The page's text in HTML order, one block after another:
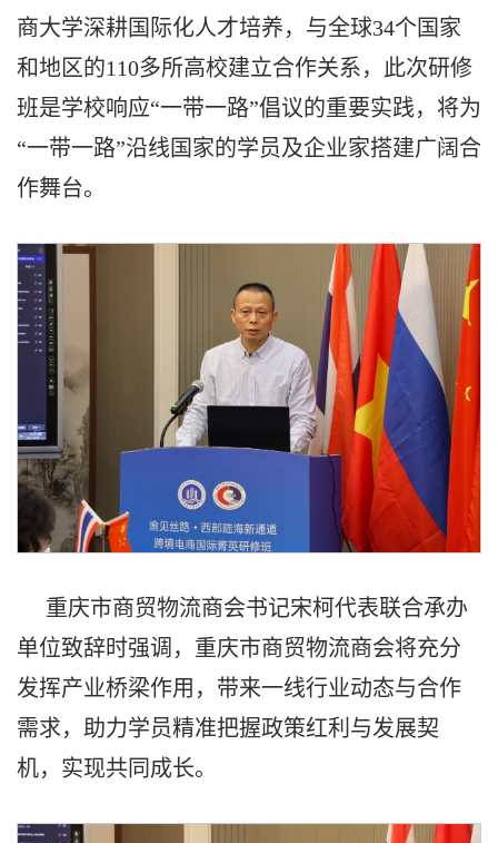
商大学深耕国际化人才培养，与全球34个国家
和地区的110多所高校建立合作关系，此次研修
班是学校响应“一带一路”倡议的重要实践，将为
“一带一路”沿线国家的学员及企业家搭建广阔合
作舞台。
重庆市商贸物流商会书记宋柯代表联合承办
单位致辞时强调，重庆市商贸物流商会将充分
发挥产业桥梁作用，带来一线行业动态与合作
需求，助力学员精准把握政策红利与发展契
机，实现共同成长。